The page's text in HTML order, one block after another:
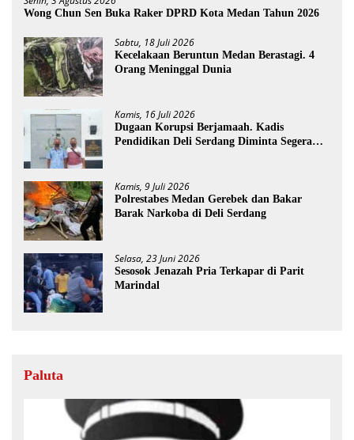
Wong Chun Sen Buka Raker DPRD Kota Medan Tahun 2026
Sabtu, 18 Juli 2026
Kecelakaan Beruntun Medan Berastagi. 4
Orang Meninggal Dunia
Kamis, 16 Juli 2026
Dugaan Korupsi Berjamaah. Kadis
Pendidikan Deli Serdang Diminta Segera
Kamis, 9 Juli 2026
Polrestabes Medan Gerebek dan Bakar
Barak Narkoba di Deli Serdang
Selasa, 23 Juni 2026
Sesosok Jenazah Pria Terkapar di Parit
Marindal
Paluta